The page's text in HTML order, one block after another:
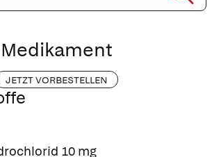
Medikament
JETZT VORBESTELLEN
10 mg